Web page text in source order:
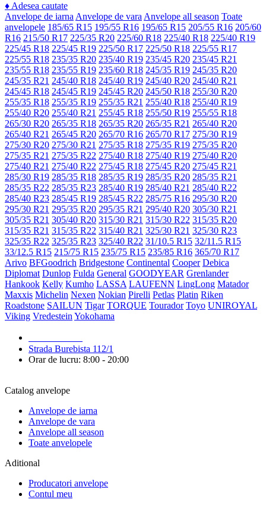
♦ Adesea cautate
Anvelope de iarna Anvelope de vara Anvelope all season Toate
anvelopele 185/65 R15 195/55 R16 195/65 R15 205/55 R16 205/60
R16 215/50 R17 225/35 R20 225/60 R18 225/40 R18 225/40 R19
225/45 R18 225/45 R19 225/50 R17 225/50 R18 225/55 R17
225/55 R18 235/35 R20 235/40 R19 235/45 R20 235/45 R21
235/55 R18 235/55 R19 235/60 R18 245/35 R19 245/35 R20
245/35 R21 245/40 R18 245/40 R19 245/40 R20 245/40 R21
245/45 R18 245/45 R19 245/45 R20 245/50 R18 255/30 R20
255/35 R18 255/35 R19 255/35 R21 255/40 R18 255/40 R19
255/40 R20 255/40 R21 255/45 R18 255/50 R19 255/55 R18
265/30 R20 265/35 R18 265/35 R20 265/35 R21 265/40 R20
265/40 R21 265/45 R20 265/70 R16 265/70 R17 275/30 R19
275/30 R20 275/30 R21 275/35 R18 275/35 R19 275/35 R20
275/35 R21 275/35 R22 275/40 R18 275/40 R19 275/40 R20
275/40 R21 275/40 R22 275/45 R18 275/45 R20 275/45 R21
285/30 R19 285/35 R18 285/35 R19 285/35 R20 285/35 R21
285/35 R22 285/35 R23 285/40 R19 285/40 R21 285/40 R22
285/40 R23 285/45 R19 285/45 R22 285/75 R16 295/30 R20
295/30 R21 295/35 R20 295/35 R21 295/40 R20 305/30 R21
305/35 R21 305/40 R20 315/30 R21 315/30 R22 315/35 R20
315/35 R21 315/35 R22 315/40 R21 325/30 R21 325/30 R23
325/35 R22 325/35 R23 325/40 R22 31/10.5 R15 32/11.5 R15
33/12.5 R15 215/75 R15 235/75 R15 235/85 R16 365/70 R17
Arivo BFGoodrich Bridgestone Continental Cooper Debica
Diplomat Dunlop Fulda General GOODYEAR Grenlander
Hankook Kelly Kumho LASSA LAUFENN LingLong Matador
Maxxis Michelin Nexen Nokian Pirelli Petlas Platin Riken
Roadstone SAILUN Tigar TORQUE Tourador Toyo UNIROYAL
Viking Vredestein Yokohama
Strada Burebista 112/1
Orar de lucru: 8:00 - 20:00
Catalog anvelope
Anvelope de iarna
Anvelope de vara
Anvelope all season
Toate anvelopele
Aditional
Producatori anvelope
Contul meu